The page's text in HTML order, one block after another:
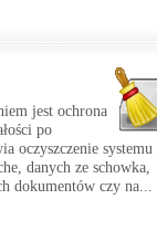
jest ochrona
po
oczyszczenie systemu
danych ze schowka,
dokumentów czy na...